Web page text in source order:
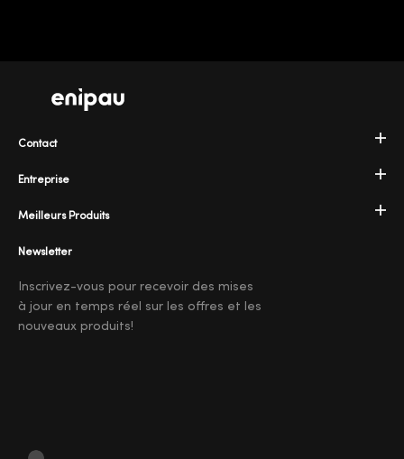
Entreprise
Meilleurs Produits
Contact
Newsletter
Inscrivez-vous pour recevoir des mises
à jour en temps réel sur les offres et les
nouveaux produits!